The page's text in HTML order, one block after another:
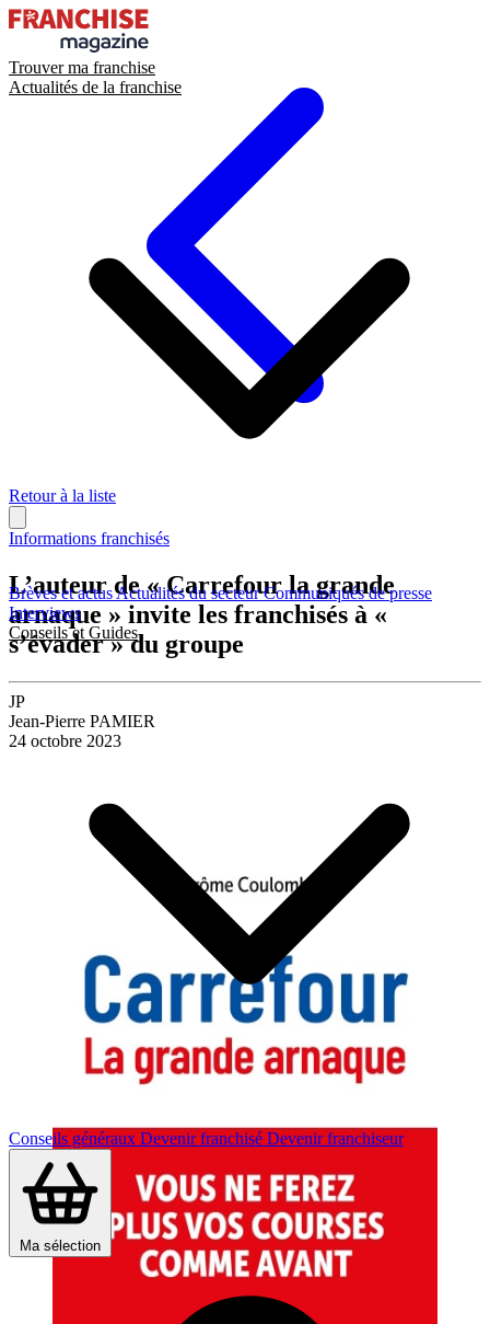
Trouver ma franchise
Actualités de la franchise
Brèves et actusActualités du secteurCommuniqués de presse
Interviews
Conseils et Guides
Conseils généraux Devenir franchisé Devenir franchiseur
Ma sélection
Retour à la liste
Informations franchisés
L’auteur de « Carrefour la grande
arnaque » invite les franchisés à «
s’évader » du groupe
JP
Jean-Pierre PAMIER
24 octobre 2023